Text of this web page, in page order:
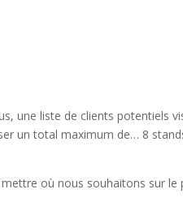
une liste de clients potentiels
un total maximum de… 8
où nous souhaitons sur le